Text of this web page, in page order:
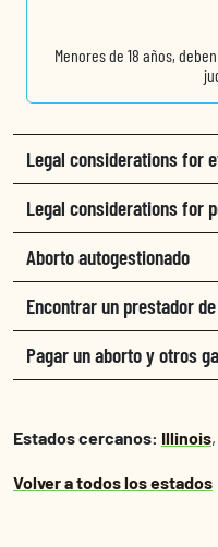
Menores de 18 años,
Legal considerations for
Legal considerations for
Aborto autogestionado
Encontrar un prestador
Pagar un aborto y otros
Estados cercanos: Illinois,
Volver a todos los estados